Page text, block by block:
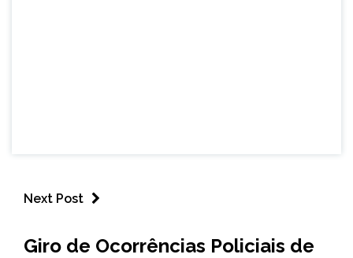
Next Post
MINAS
Giro de Ocorrências Policiais de